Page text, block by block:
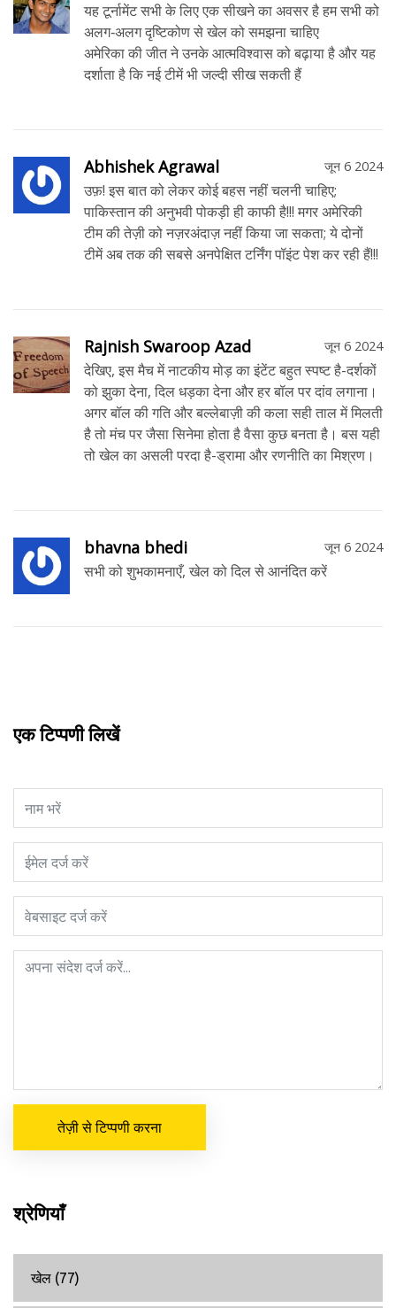
यह टूर्नामेंट सभी के लिए एक सीखने का अवसर है हम सभी को
अलग‑अलग दृष्टिकोण से खेल को समझना चाहिए
अमेरिका की जीत ने उनके आत्मविश्वास को बढ़ाया है और यह
दर्शाता है कि नई टीमें भी जल्दी सीख सकती हैं
Abhishek Agrawal जून 6 2024
उफ़! इस बात को लेकर कोई बहस नहीं चलनी चाहिए;
पाकिस्तान की अनुभवी पोकड़ी ही काफी है!!! मगर अमेरिकी
टीम की तेज़ी को नज़रअंदाज़ नहीं किया जा सकता; ये दोनों
टीमें अब तक की सबसे अनपेक्षित टर्निंग पॉइंट पेश कर रही हैं!!!
Rajnish Swaroop Azad जून 6 2024
देखिए, इस मैच में नाटकीय मोड़ का इंटेंट बहुत स्पष्ट है-दर्शकों
को झुका देना, दिल धड़का देना और हर बॉल पर दांव लगाना।
अगर बॉल की गति और बल्लेबाज़ी की कला सही ताल में मिलती
है तो मंच पर जैसा सिनेमा होता है वैसा कुछ बनता है। बस यही
तो खेल का असली परदा है-ड्रामा और रणनीति का मिश्रण।
bhavna bhedi जून 6 2024
सभी को शुभकामनाएँ, खेल को दिल से आनंदित करें
एक टिप्पणी लिखें
तेज़ी से टिप्पणी करना
श्रेणियाँ
खेल (77)